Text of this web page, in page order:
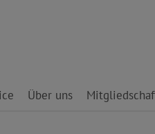
Über uns